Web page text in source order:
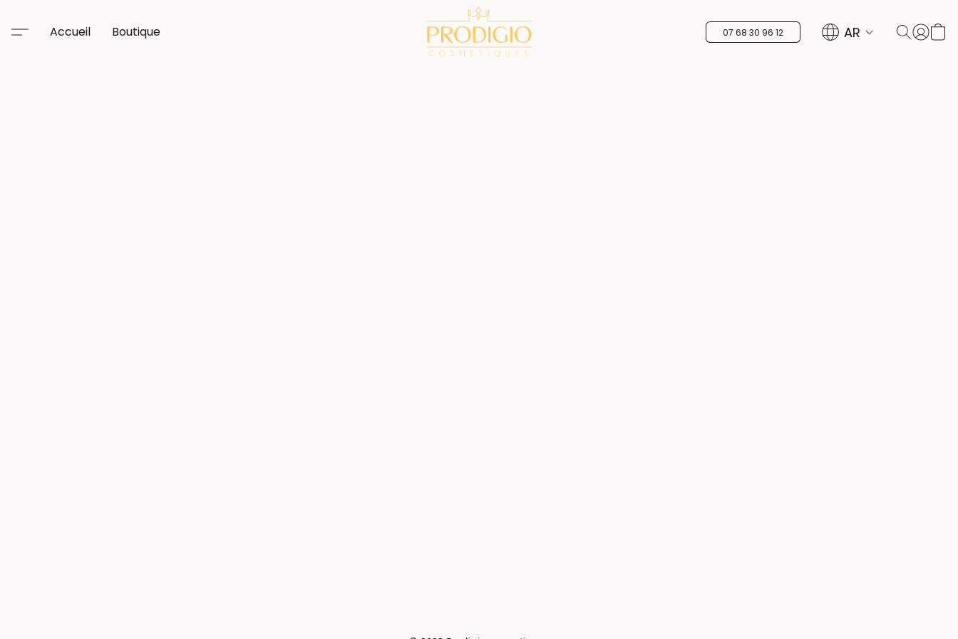
Accueil Boutique 07 68 30 96 12 AR